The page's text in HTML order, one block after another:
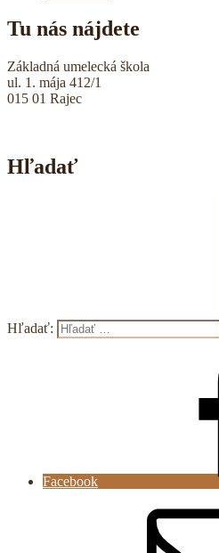
Tu nás nájdete
Základná umelecká škola
ul. 1. mája 412/1
015 01 Rajec
Hľadať
Hľadať:
Facebook